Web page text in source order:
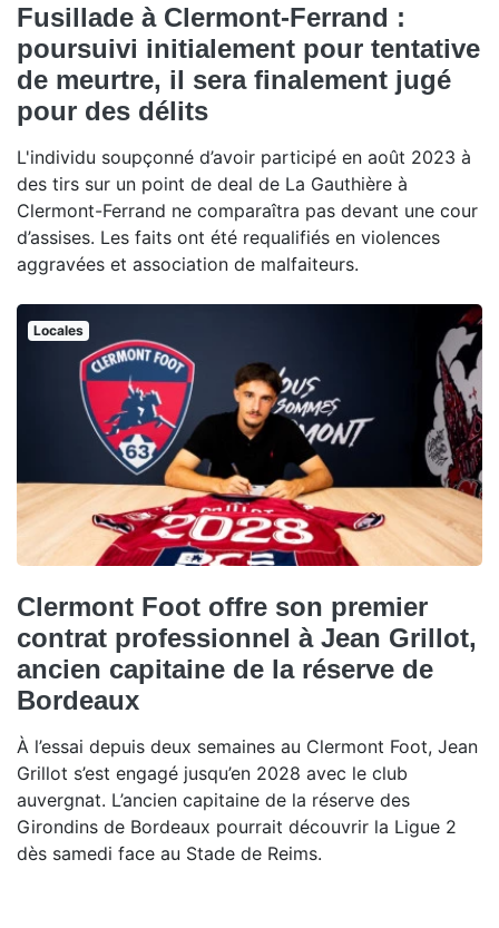
Fusillade à Clermont-Ferrand :
poursuivi initialement pour tentative
de meurtre, il sera finalement jugé
pour des délits
L'individu soupçonné d’avoir participé en août 2023 à
des tirs sur un point de deal de La Gauthière à
Clermont-Ferrand ne comparaîtra pas devant une cour
d’assises. Les faits ont été requalifiés en violences
aggravées et association de malfaiteurs.
Locales
Clermont Foot offre son premier
contrat professionnel à Jean Grillot,
ancien capitaine de la réserve de
Bordeaux
À l’essai depuis deux semaines au Clermont Foot, Jean
Grillot s’est engagé jusqu’en 2028 avec le club
auvergnat. L’ancien capitaine de la réserve des
Girondins de Bordeaux pourrait découvrir la Ligue 2
dès samedi face au Stade de Reims.